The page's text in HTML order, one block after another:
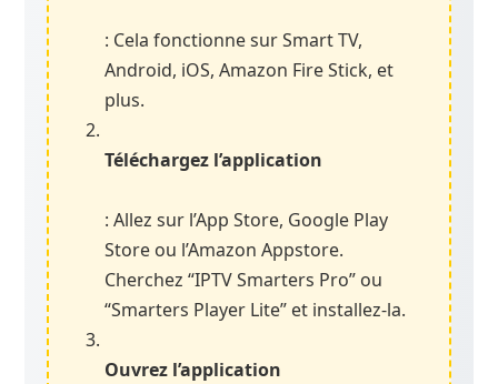
: Cela fonctionne sur Smart TV,
Android, iOS, Amazon Fire Stick, et
plus.
Téléchargez l’application
: Allez sur l’App Store, Google Play
Store ou l’Amazon Appstore.
Cherchez “IPTV Smarters Pro” ou
“Smarters Player Lite” et installez-la.
Ouvrez l’application